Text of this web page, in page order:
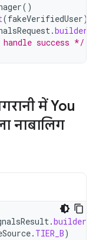
()
(fakeVerifiedUser)
.builder
success */
में You
नाबालिग
.builder
. TIER_B)